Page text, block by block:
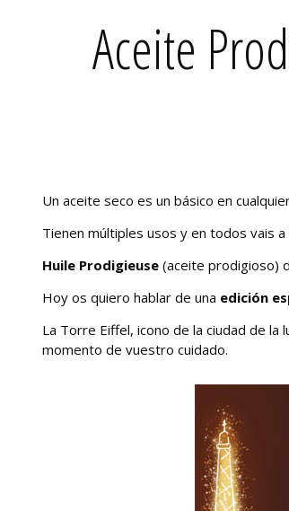
Aceite
Un aceite seco es un básico en
Tienen múltiples usos y en todos vais
Huile Prodigieuse (aceite prodigioso)
Hoy os quiero hablar de una edición
La Torre Eiffel, icono de la ciudad de
momento de vuestro cuidado.